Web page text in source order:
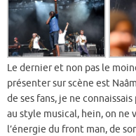
Le dernier et non pas le
présenter sur scène est
de ses fans, je ne
au style musical, hein, on ne
l’énergie du front man, de